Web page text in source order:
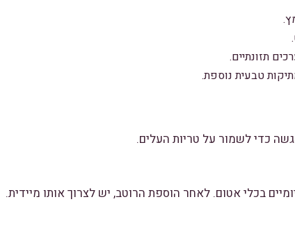
תזונתיים.
טבעית נוספת.
כדי לשמור על טריות העלים.
בכלי אטום. לאחר הוספת הרוטב, יש לצרוך אותו מיידית.